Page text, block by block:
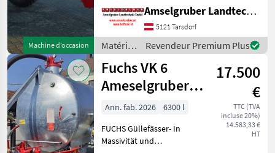
Machine d’occasion
(Stärkste Materialstärken +
Beste Materialen und Beste
Komponenten der
führenden TOP Hersteller!)
Sei
Amselgruber Landtechnik GmbH
5121 Tarsdorf
Matériels
de
fertilisation
et
irrigation
/ Fuchs
Revendeur Premium Plus
Fuchs VK 6
Ameselgruber
Edition
17.500
€
TTC (TVA
incluse 20%)
14.583,33 €
HT
Ann. fab. 2026
6300 l
FUCHS Güllefässer- In
Massivität und